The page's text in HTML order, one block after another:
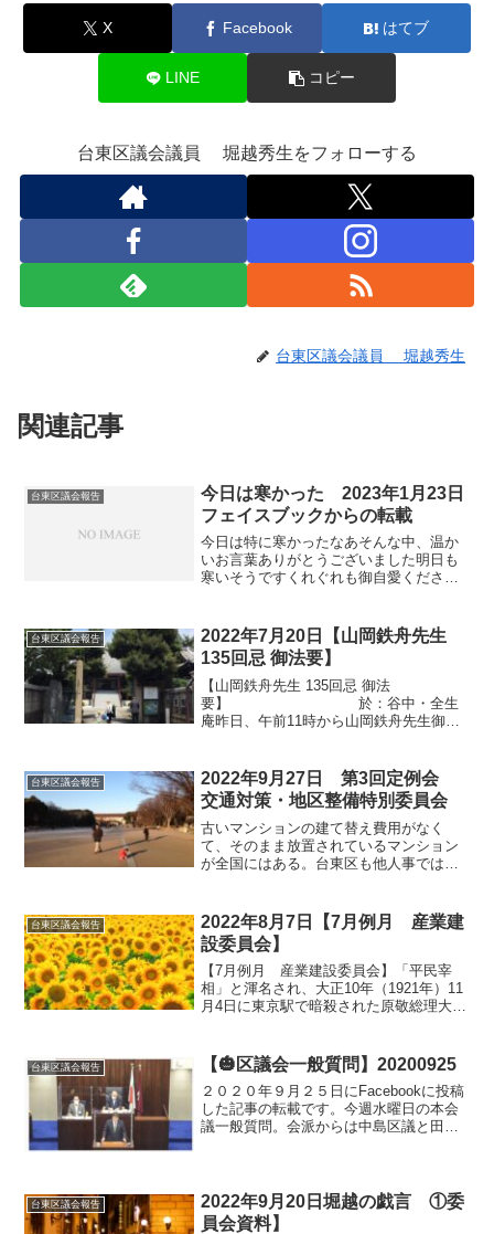
X Facebook はてブ
LINE コピー
台東区議会議員 堀越秀生をフォローする
台東区議会議員 堀越秀生
関連記事
台東区議会報告
今日は寒かった 2023年1月23日
フェイスブックからの転載
今日は特に寒かったなあそんな中、温か
いお言葉ありがとうございました明日も
寒いそうですくれぐれも御自愛ください#
き区議#河野じゅんのすけ区議#中島めぐ
み区議#河井かず...
台東区議会報告
2022年7月20日【山岡鉄舟先生
135回忌 御法要】
【山岡鉄舟先生 135回忌 御法
要】 於：谷中・全生
庵昨日、午前11時から山岡鉄舟先生御法
も知られる山岡鉄舟先生が、徳川幕末・
明治維新の際に国事に殉じた...
台東区議会報告
2022年9月27日 第3回定例会
交通対策・地区整備特別委員会
古いマンションの建て替え費用がなく
て、そのまま放置されているマンション
が全国にはある。台東区も他人事ではな
災害からの迅速な復興を促す「被災マン
ション法」の改正を、法制...
台東区議会報告
2022年8月7日【7月例月 産業建
設委員会】
【7月例月 産業建設委員会】「平民宰
相」と渾名され、大正10年（1921年）11
月4日に東京駅で暗殺された原敬総理大
や私人』この言葉に感動しました。国会
議員も地方議員も...
台東区議会報告 【🎃区議会一般質問】20200925
２０２０年９月２５日にFacebookに投稿
した記事の転載です。今週水曜日の本会
議一般質問。会派からは中島区議と田中
業支援策として『...
台東区議会報告
2022年9月20日堀越の戯言 ①委
員会資料】